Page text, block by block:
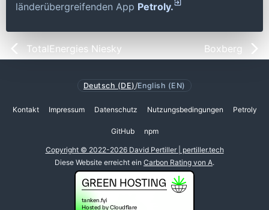
länderübergreifenden App Petroly.
TotalEnergies Niesky Boxberg
Deutsch (DE) /English (EN)
Kontakt Impressum Datenschutz Nutzungsbedingungen Petroly
GitHub npm
Copyright © 2022-2026 David Pertiller | pertiller.tech
Diese Website erreicht ein Carbon Rating von A.